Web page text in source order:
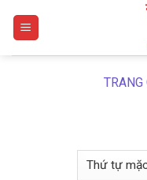
TRANG